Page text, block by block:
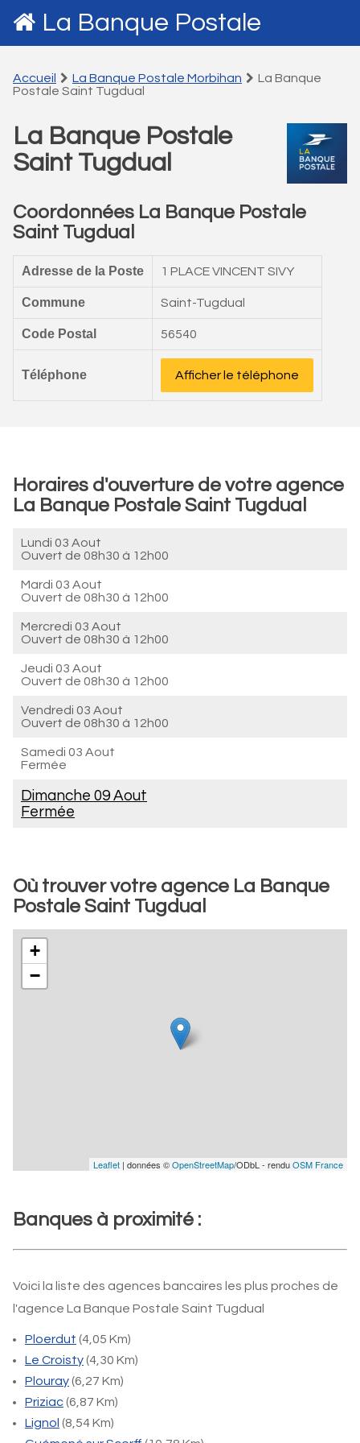
La Banque Postale
Accueil La Banque Postale Morbihan
La Banque
Postale Saint Tugdual
La Banque Postale
Saint Tugdual
Coordonnées La Banque Postale
Saint Tugdual
Adresse de la Poste 1 PLACE VINCENT SIVY
Commune Saint-Tugdual
Code Postal 56540
Téléphone Afficher le téléphone
Horaires d'ouverture de votre agence
La Banque Postale Saint Tugdual
Lundi 03 Aout
Ouvert de 08h30 à 12h00
Mardi 03 Aout
Ouvert de 08h30 à 12h00
Mercredi 03 Aout
Ouvert de 08h30 à 12h00
Jeudi 03 Aout
Ouvert de 08h30 à 12h00
Vendredi 03 Aout
Ouvert de 08h30 à 12h00
Samedi 03 Aout
Fermée
Dimanche 09 Aout
Fermée
Où trouver votre agence La Banque
Postale Saint Tugdual
+
−
Leaflet | données ©OpenStreetMap/ODbL - renduOSM France
Banques à proximité :
Voici la liste des agences bancaires les plus proches de
l'agence La Banque Postale Saint Tugdual
Ploerdut (4,05 Km)
Le Croisty(4,30 Km)
Plouray(6,27 Km)
Priziac(6,87 Km)
Lignol (8,54 Km)